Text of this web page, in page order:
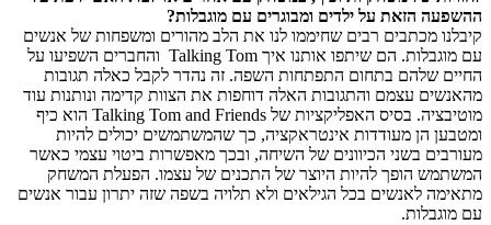
ההשפעה הזאת על ילדים ומבוגרים עם מוגבלות?
קיבלנו מכתבים רבים שחיממו לנו את הלב מהורים ומשפחות של אנשים
עם מוגבלות. הם שיתפו אותנו איך Talking Tom והחברים השפיעו על
החיים שלהם בתחום התפתחות השפה. זה נהדר לקבל כאלה תגובות
מהאנשים עצמם והתגובות האלה דוחפות את הצוות קדימה ונותנות עוד
מוטיבציה. בסיס האפליקציות של Talking Tom and Friends הוא כיף
ומטבען הן מעודדות אינטראקציה, כך שהמשתמשים יכולים להיות
מעורבים בשני הכיוונים של השיחה, ובכך מאפשרות ביטוי עצמי כאשר
המשתמש הופך להיות היוצר של התכנים של עצמו. הפעלת המשחק
מתאימה לאנשים בכל הגילאים ולא תלויה בשפה שזה יתרון עבור אנשים
עם מוגבלות.